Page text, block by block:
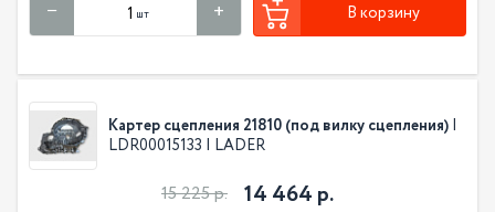
шт В корзину
Картер сцепления 21810 (под вилку сцепления) |
LDR00015133 | LADER
15 225 р. 14 464 р.